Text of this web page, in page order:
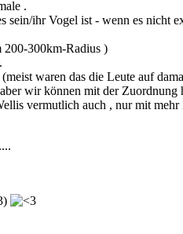
.
sein/ihr Vogel ist - wenn es nicht
200-300km-Radius )
waren das die Leute auf
wir können mit der
vermutlich auch , nur mit mehr